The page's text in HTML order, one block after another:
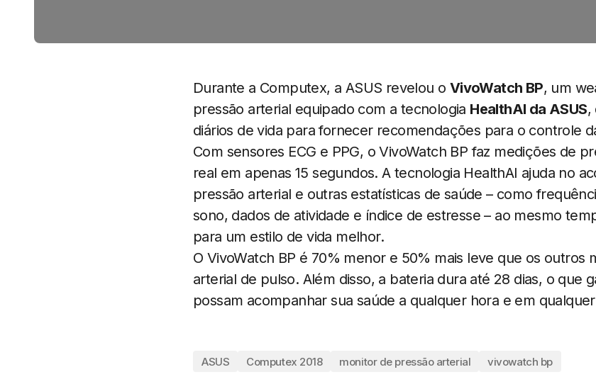
Durante a Computex, a ASUS revelou o VivoWatch BP, um
pressão arterial equipado com a tecnologia HealthAl da ASUS,
diários de vida para fornecer recomendações para o controle
Com sensores ECG e PPG, o VivoWatch BP faz medições de
real em apenas 15 segundos. A tecnologia HealthAI ajuda no
pressão arterial e outras estatísticas de saúde – como
sono, dados de atividade e índice de estresse – ao mesmo
para um estilo de vida melhor.
O VivoWatch BP é 70% menor e 50% mais leve que os outros
arterial de pulso. Além disso, a bateria dura até 28 dias, o que
possam acompanhar sua saúde a qualquer hora e em
ASUS Computex 2018 monitor de pressão arterial vivowatch bp